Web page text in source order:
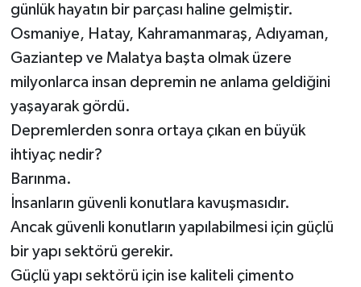
günlük hayatın bir parçası haline gelmiştir.
Osmaniye, Hatay, Kahramanmaraş, Adıyaman,
Gaziantep ve Malatya başta olmak üzere
milyonlarca insan depremin ne anlama geldiğini
yaşayarak gördü.
Depremlerden sonra ortaya çıkan en büyük
ihtiyaç nedir?
Barınma.
İnsanların güvenli konutlara kavuşmasıdır.
Ancak güvenli konutların yapılabilmesi için güçlü
bir yapı sektörü gerekir.
Güçlü yapı sektörü için ise kaliteli çimento